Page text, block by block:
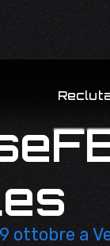
ottobre a